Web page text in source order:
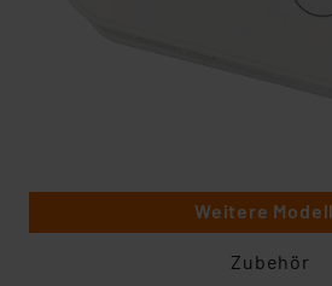
Weitere
Zubehör